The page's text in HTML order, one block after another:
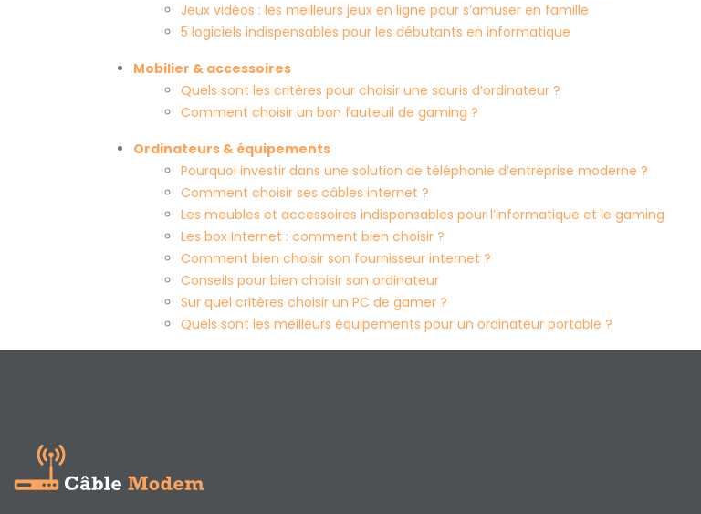
Jeux vidéos : les meilleurs jeux en ligne pour s’amuser en famille
5 logiciels indispensables pour les débutants en informatique
Mobilier & accessoires
Quels sont les critères pour choisir une souris d’ordinateur ?
Comment choisir un bon fauteuil de gaming ?
Ordinateurs & équipements
Pourquoi investir dans une solution de téléphonie d’entreprise moderne ?
Comment choisir ses câbles internet ?
Les meubles et accessoires indispensables pour l’informatique et le gaming
Les box Internet : comment bien choisir ?
Comment bien choisir son fournisseur internet ?
Conseils pour bien choisir son ordinateur
Sur quel critères choisir un PC de gamer ?
Quels sont les meilleurs équipements pour un ordinateur portable ?